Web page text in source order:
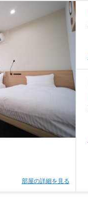
部屋の詳細を見る